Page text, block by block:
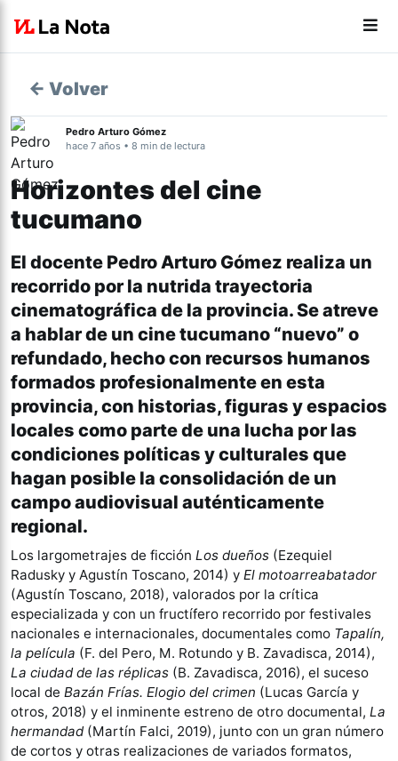
← Volver
Pedro Arturo Gómez
hace 7 años • 8 min de lectura
Horizontes del cine
tucumano
El docente Pedro Arturo Gómez realiza un
recorrido por la nutrida trayectoria
cinematográfica de la provincia. Se atreve
a hablar de un cine tucumano “nuevo” o
refundado, hecho con recursos humanos
formados profesionalmente en esta
provincia, con historias, figuras y espacios
locales como parte de una lucha por las
condiciones políticas y culturales que
hagan posible la consolidación de un
campo audiovisual auténticamente
regional.
Los largometrajes de ficción Los dueños (Ezequiel
Radusky y Agustín Toscano, 2014) y El motoarreabatador
(Agustín Toscano, 2018), valorados por la crítica
especializada y con un fructífero recorrido por festivales
nacionales e internacionales, documentales como Tapalín,
la película (F. del Pero, M. Rotundo y B. Zavadisca, 2014),
La ciudad de las réplicas (B. Zavadisca, 2016), el suceso
local de Bazán Frías. Elogio del crimen (Lucas García y
otros, 2018) y el inminente estreno de otro documental, La
hermandad(Martín Falci, 2019), junto con un gran número
de cortos y otras realizaciones de variados formatos,